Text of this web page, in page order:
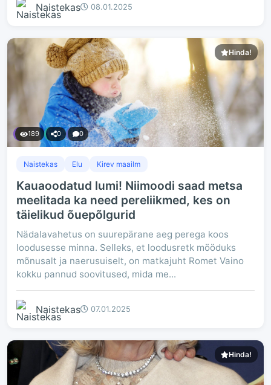
Naistekas 08.01.2025
Hinda!
189 0 0
Naistekas Elu Kirev maailm
Kauaoodatud lumi! Niimoodi saad metsa
meelitada ka need pereliikmed, kes on
täielikud õuepõlgurid
Nädalavahetus on suurepärane aeg perega koos
loodusesse minna. Selleks, et loodusretk mööduks
mõnusalt ja naerusuiselt, on matkajuht Romet Vaino
kokku pannud soovitused, mida me...
Naistekas 07.01.2025
Hinda!